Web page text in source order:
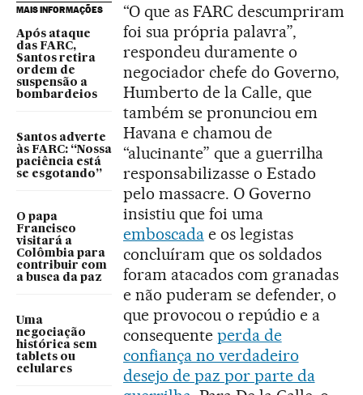
MAIS INFORMAÇÕES
Após ataque
das FARC,
Santos retira
ordem de
suspensão a
bombardeios
Santos adverte
às FARC: “Nossa
paciência está
se esgotando”
O papa
Francisco
visitará a
Colômbia para
contribuir com
a busca da paz
Uma
negociação
histórica sem
tablets ou
celulares
“O que as FARC descumpriram
foi sua própria palavra”,
respondeu duramente o
negociador chefe do Governo,
Humberto de la Calle, que
também se pronunciou em
Havana e chamou de
“alucinante” que a guerrilha
responsabilizasse o Estado
pelo massacre. O Governo
insistiu que foi uma
emboscadae os legistas
concluíram que os soldados
foram atacados com granadas
e não puderam se defender, o
que provocou o repúdio e a
consequente perda de
confiança no verdadeiro
desejo de paz por parte da